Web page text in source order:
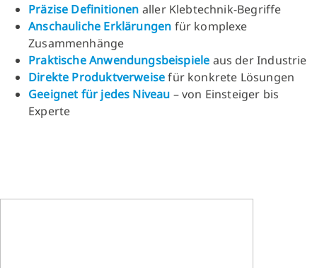
Präzise Definitionen aller Klebtechnik-Begriffe
Anschauliche Erklärungen für komplexe
Zusammenhänge
Praktische Anwendungsbeispiele aus der Industrie
Direkte Produktverweisefür konkrete Lösungen
Geeignet für jedes Niveau – von Einsteiger bis
Experte